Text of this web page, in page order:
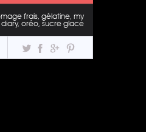
frais, gélatine, my
oréo, sucre glace